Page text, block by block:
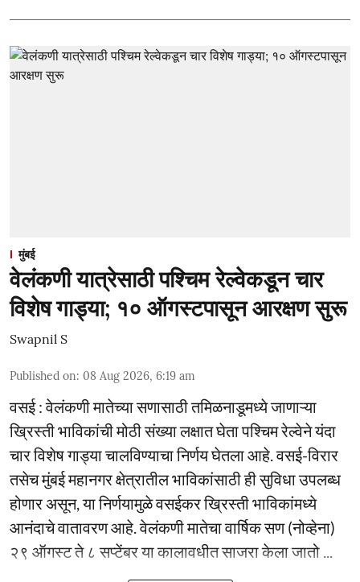
मुंबई
वेलंकणी यात्रेसाठी पश्चिम रेल्वेकडून चार
विशेष गाड्या; १० ऑगस्टपासून आरक्षण सुरू
Swapnil S
Published on: 08 Aug 2026, 6:19 am
वसई : वेलंकणी मातेच्या सणासाठी तमिळनाडूमध्ये जाणाऱ्या
ख्रिस्ती भाविकांची मोठी संख्या लक्षात घेता पश्चिम रेल्वेने यंदा
चार विशेष गाड्या चालविण्याचा निर्णय घेतला आहे. वसई-विरार
तसेच मुंबई महानगर क्षेत्रातील भाविकांसाठी ही सुविधा उपलब्ध
होणार असून, या निर्णयामुळे वसईकर ख्रिस्ती भाविकांमध्ये
आनंदाचे वातावरण आहे. वेलंकणी मातेचा वार्षिक सण (नोव्हेना)
२९ ऑगस्ट ते ८ सप्टेंबर या कालावधीत साजरा केला जातो ...